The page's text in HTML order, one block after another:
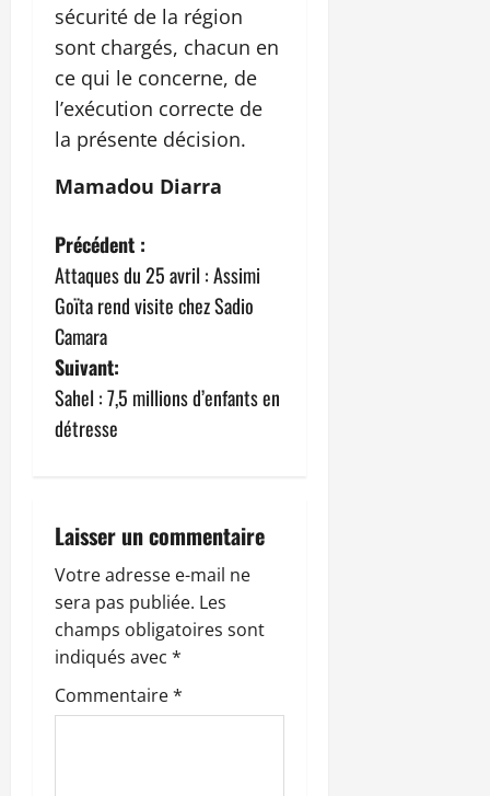
sécurité de la région
sont chargés, chacun en
ce qui le concerne, de
l’exécution correcte de
la présente décision.
Mamadou Diarra
N
a
v
i
g
t
i
o
n
d
Précédent :
Attaques du 25 avril : Assimi
Goïta rend visite chez Sadio
Camara
Suivant:
Sahel : 7,5 millions d’enfants en
détresse
Laisser un commentaire
Votre adresse e-mail ne
sera pas publiée. Les
champs obligatoires sont
indiqués avec *
Commentaire*